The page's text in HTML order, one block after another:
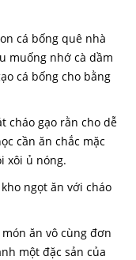
cá bống quê nhà
muống nhớ cà dầm
cá bống cho bằng
cháo gạo rằn cho dễ
cần ăn chắc mặc
xôi ủ nóng.
ngọt ăn với cháo
ăn vô cùng đơn
một đặc sản của